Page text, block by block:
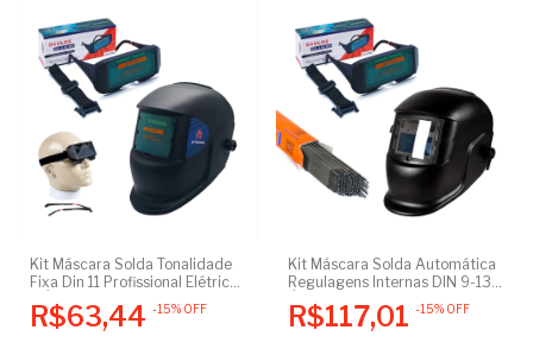
Kit Máscara Solda Tonalidade
Fixa Din 11 Profissional Elétrica
+ Óculos Soldador
Escurecimento Automático
R$63,44 -15% OFF
Kit Máscara Solda Automática
Regulagens Internas DIN 9-13 +
Óculos Soldador
Escurecimento Automático +
Eletrodos 6013
R$117,01 -15% OFF